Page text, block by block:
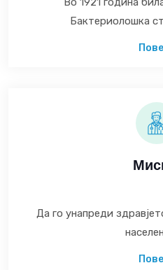
Бактериолошка
Да го унапреди